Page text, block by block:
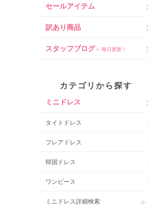
セールアイテム
訳あり商品
スタッフブログ＜ 毎日更新！
カテゴリから探す
ミニドレス
タイトドレス
フレアドレス
韓国ドレス
ワンピース
ミニドレス詳細検索